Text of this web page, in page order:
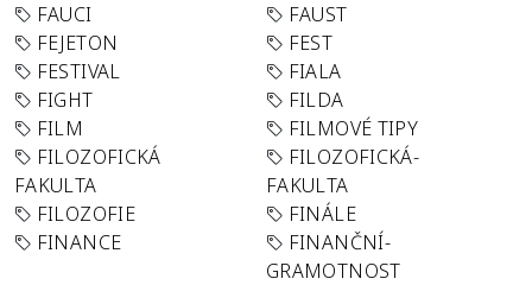
FAUCI
FAUST
FEJETON
FEST
FESTIVAL
FIALA
FIGHT
FILDA
FILM
FILMOVÉ TIPY
FILOZOFICKÁ
FAKULTA
FILOZOFICKÁ-
FAKULTA
FILOZOFIE
FINÁLE
FINANCE
FINANČNÍ-
GRAMOTNOST